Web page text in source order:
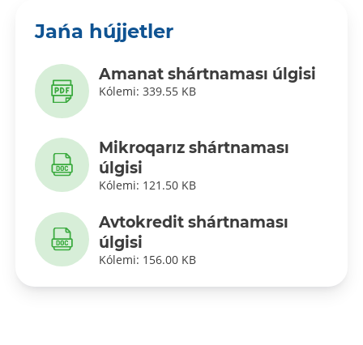
Jańa hújjetler
Amanat shártnaması úlgisi
Kólemi: 339.55 KB
Mikroqarız shártnaması
úlgisi
Kólemi: 121.50 KB
Avtokredit shártnaması
úlgisi
Kólemi: 156.00 KB